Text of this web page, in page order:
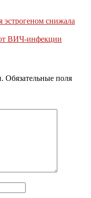
эстрогеном снижала
ВИЧ-инфекции
Обязательные поля